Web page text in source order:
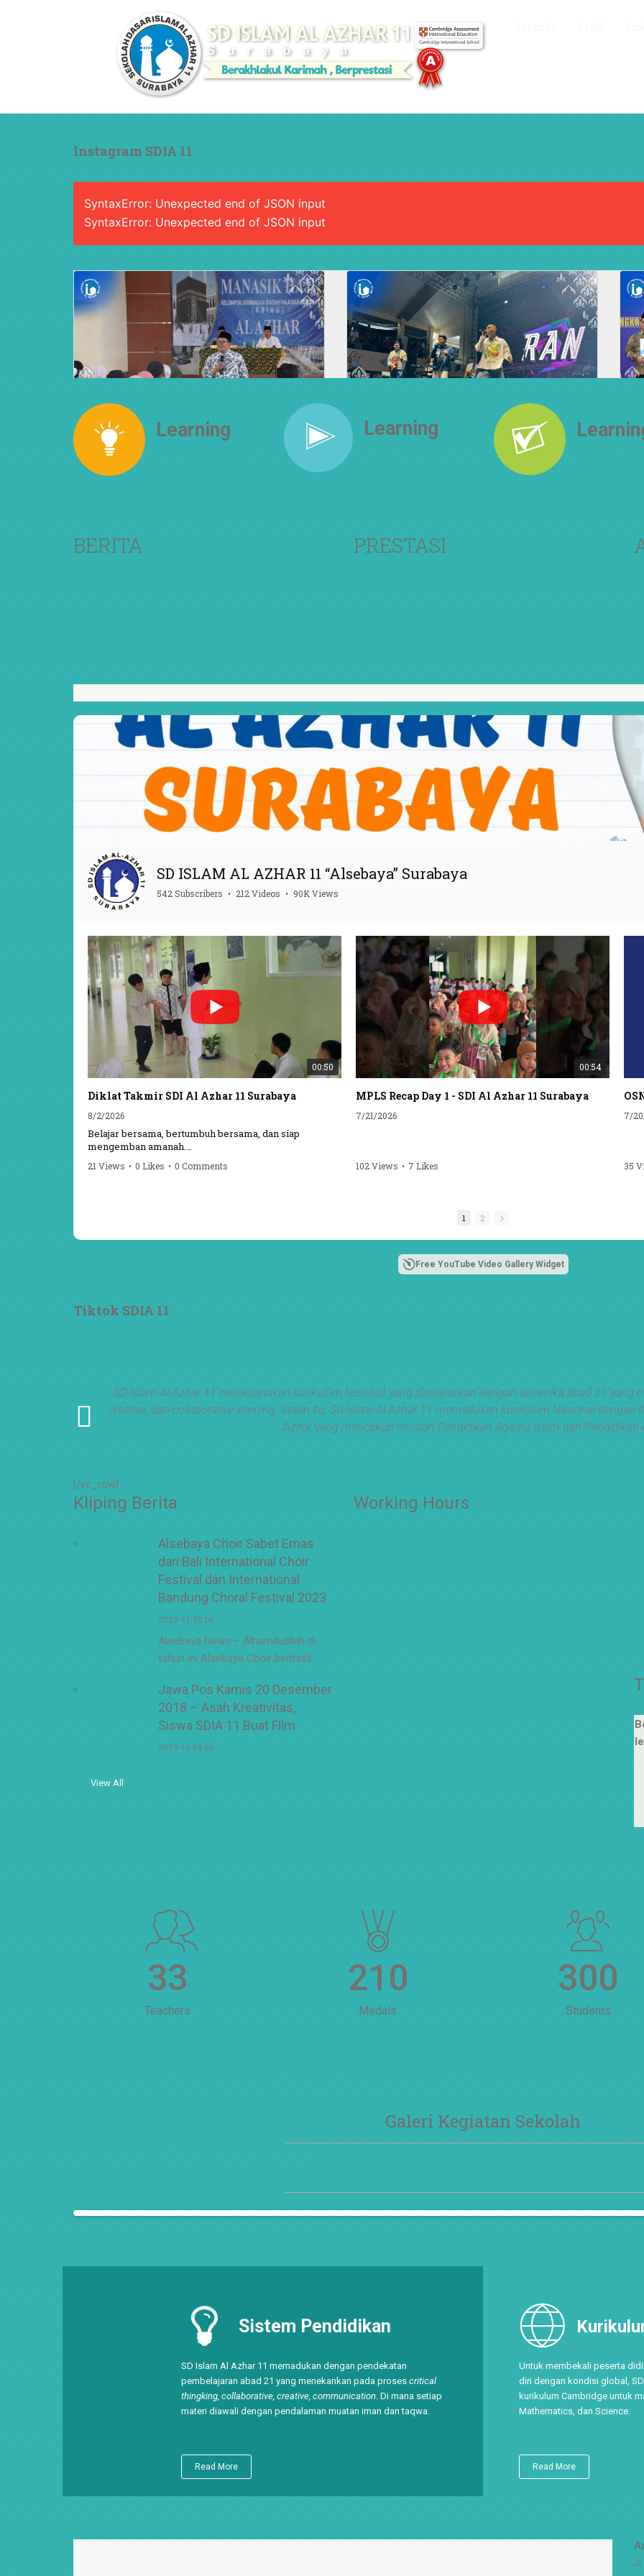
Instagram SDIA 11
SyntaxError: Unexpected end of JSON input
SyntaxError: Unexpected end of JSON input
Learning Learning
BERITA PRESTASI
SD ISLAM AL AZHAR 11 “Alsebaya” Surabaya
542 Subscribers • 212 Videos • 90K Views
00:50
Diklat Takmir SDI Al Azhar 11 Surabaya
8/2/2026
Belajar bersama, bertumbuh bersama, dan siap
mengemban amanah.
Semangat peserta dalam Diklat Takmir SDI Al Azhar 11
Bismillah, semoga setiap langkah menjadi ladang
21 Views • 0 Likes • 0 Comments
00:54
MPLS Recap Day 1 - SDI Al Azhar 11 Surabaya
7/21/2026
102 Views • 7 Likes
7/
35
1 2
Free YouTube Video Gallery Widget
Tiktok SDIA 11
SD Islam Al Azhar 11 melaksanakan kurikulum tersebut yang diselaraskan dengan dinamika abad 21
creative, dan collaborative learning. Selain itu, SD Islam Al Azhar 11 memadukan kurikulum Nasional
Azhar yang mencakup muatan Pendidikan Agama Islam dan Pendidikan
[/vc_row]
Kliping Berita
Alsebaya Choir Sabet Emas
dari Bali International Choir
Festival dan International
Bandung Choral Festival 2023
2023-11-30 by
Alsebaya News – Alhamdulillah di
tahun ini Alsebaya Choir berhasil…
Jawa Pos Kamis 20 Desember
2018 – Asah Kreativitas,
Siswa SDIA 11 Buat Film
2019-10-09 by
View All
Working Hours
33
Teachers
210
Medals
300
Students
Galeri Kegiatan Sekolah
Sistem Pendidikan
SD Islam Al Azhar 11 memadukan dengan pendekatan
pembelajaran abad 21 yang menekankan pada proses critical
thingking, collaborative, creative, communication . Di mana setiap
materi diawali dengan pendalaman muatan iman dan taqwa.
Read More
Untuk membekali peserta
diri dengan kondisi global,
kurikulum Cambridge untuk
Mathematics, dan Science.
Read More